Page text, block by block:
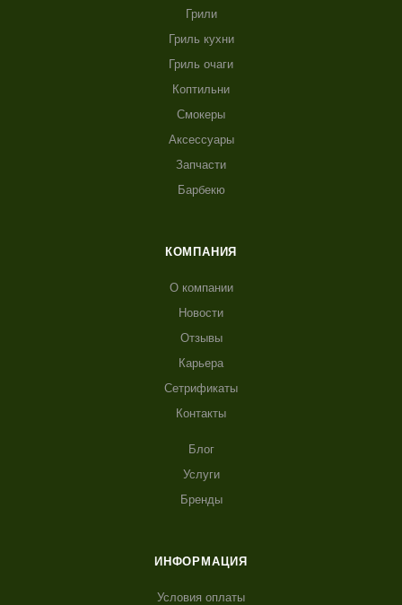
Грили
Гриль кухни
Гриль очаги
Коптильни
Смокеры
Аксессуары
Запчасти
Барбекю
КОМПАНИЯ
О компании
Новости
Отзывы
Карьера
Сетрификаты
Контакты
Блог
Услуги
Бренды
ИНФОРМАЦИЯ
Условия оплаты